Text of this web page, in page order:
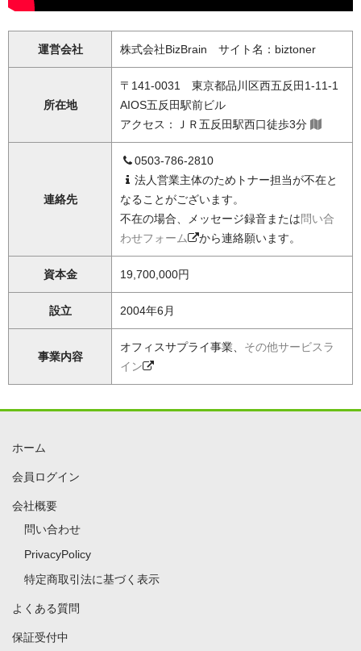
運営会社 株式会社BizBrain サイト名：biztoner
所在地
〒141-0031 東京都品川区西五反田1-11-1
AIOS五反田駅前ビル
アクセス：ＪＲ五反田駅西口徒歩3分
連絡先
0503-786-2810
法人営業主体のためトナー担当が不在と
なることがございます。
不在の場合、メッセージ録音または問い合
わせフォーム
から連絡願います。
資本金 19,700,000円
設立 2004年6月
事業内容
オフィスサプライ事業、 その他サービスラ
イン
ホーム
会員ログイン
会社概要
問い合わせ
PrivacyPolicy
特定商取引法に基づく表示
よくある質問
保証受付中